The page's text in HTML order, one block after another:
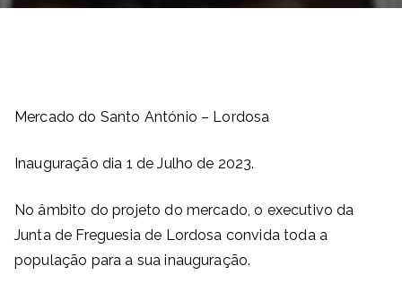
Mercado do Santo António – Lordosa
Inauguração dia 1 de Julho de 2023.
No âmbito do projeto do mercado, o executivo da
Junta de Freguesia de Lordosa convida toda a
população para a sua inauguração.